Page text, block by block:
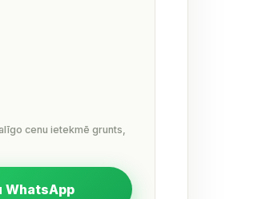
cenu ietekmē grunts,
WhatsApp